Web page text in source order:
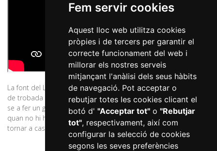
Fem servir cookies
Aquest lloc web utilitza cookies
pròpies i de tercers per garantir el
correcte funcionament del web i
millorar els nostres serveis
mitjançant l'anàlisi dels seus hàbits
de navegació. Pot acceptar o
rebutjar totes les cookies clicant el
botó d' "Acceptar tot"o "Rebutjar
tot", respectivament, així com
configurar la selecció de cookies
segons les seves preferències
La font del Lleó, anomenada també dels Capellans, era un lloc
de trobada habitual en les anades al passeig. Un lloc on aturar-
se a fer un glop d’aigua fresca, a berenar, a descansar o a jugar. I
quan no hi havia aigua a les cases, a omplir el càntir abans de
tornar a casa.